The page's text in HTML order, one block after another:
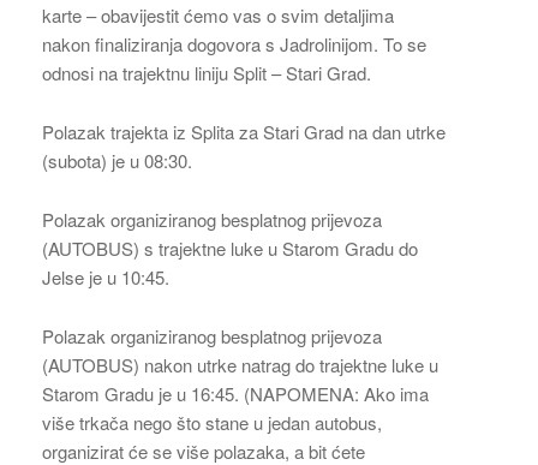
karte – obavijestit ćemo vas o svim detaljima
nakon finaliziranja dogovora s Jadrolinijom. To se
odnosi na trajektnu liniju Split – Stari Grad.
Polazak trajekta iz Splita za Stari Grad na dan utrke
(subota) je u 08:30.
Polazak organiziranog besplatnog prijevoza
(AUTOBUS) s trajektne luke u Starom Gradu do
Jelse je u 10:45.
Polazak organiziranog besplatnog prijevoza
(AUTOBUS) nakon utrke natrag do trajektne luke u
Starom Gradu je u 16:45. (NAPOMENA: Ako ima
više trkača nego što stane u jedan autobus,
organizirat će se više polazaka, a bit ćete